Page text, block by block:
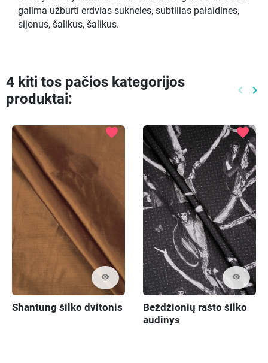
galima užburti erdvias sukneles, subtilias palaidines,
sijonus, šalikus, šalikus.
4 kiti tos pačios kategorijos
produktai:
keyboard_arrow_left keyboard_arrow_right
visibility
favorite
Shantung šilko dvitonis
visibility
favorite
Beždžionių rašto šilko
audinys